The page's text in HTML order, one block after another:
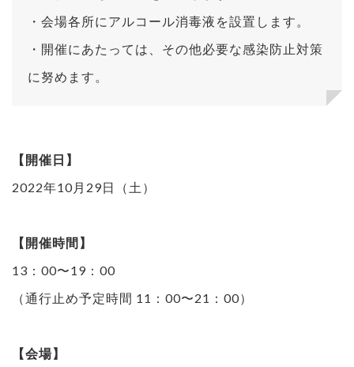
・会場各所にアルコール消毒液を設置します。
・開催にあたっては、その他必要な感染防止対策
に努めます。
【開催日】
2022年10月29日（土）
【開催時間】
13：00〜19：00
（通行止め予定時間 11：00〜21：00）
【会場】